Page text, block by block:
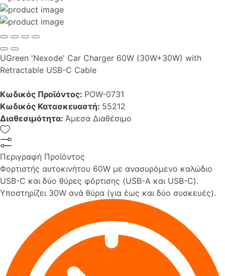
UGreen 'Nexode' Car Charger 60W (30W+30W) with
Retractable USB-C Cable
Κωδικός Προϊόντος: POW-0731
Κωδικός Κατασκευαστή: 55212
Διαθεσιμότητα: Άμεσα Διαθέσιμο
Περιγραφή Προϊόντος
Φορτιστής αυτοκινήτου 60W με ανασυρόμενο καλώδιο
USB-C και δύο θύρες φόρτισης (USB-A και USB-C).
Υποστηρίζει 30W ανά θύρα (για έως και δύο συσκευές).